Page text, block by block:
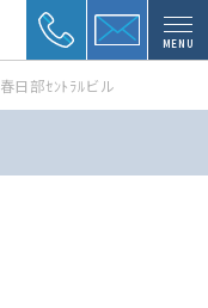
MENU
春日部ｾﾝﾄﾗﾙビル